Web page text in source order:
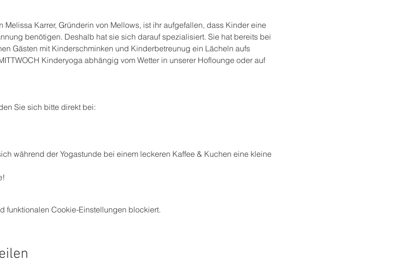
Melissa Karrer, Gründerin von Mellows, ist ihr aufgefallen, dass Kinder eine
benötigen. Deshalb hat sie sich darauf spezialisiert. Sie hat bereits bei
Gästen mit Kinderschminken und Kinderbetreunug ein Lächeln aufs
Kinderyoga abhängig vom Wetter in unserer Hoflounge oder auf
Sie sich bitte direkt bei:
während der Yogastunde bei einem leckeren Kaffee & Kuchen eine kleine
funktionalen Cookie-Einstellungen blockiert.